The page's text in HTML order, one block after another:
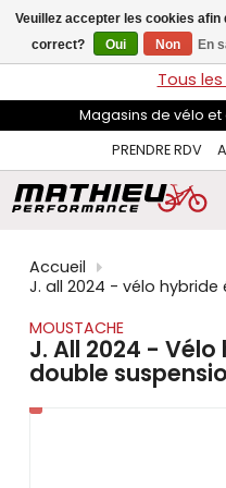
flèches
haut
et
pour
sélectionner
disponible.
Appuyez
pour
accéder
résultat
de
recherche
sélectionné.
LIVRAISON GRATUITEsur
Tous
Magasins de vélo
PRENDRE RDV
Accueil
J. all 2024 - vélo
MOUSTACHE
J. All 2024 -
double
Veuillez accepter les cookies
correct?
Oui Non En